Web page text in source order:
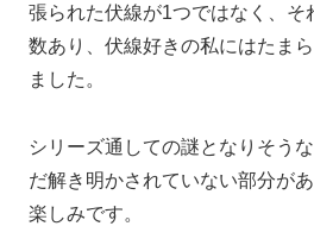
張られた伏線が1つではなく、そ
数あり、伏線好きの私にはたま
ました。
シリーズ通しての謎となりそう
だ解き明かされていない部分が
楽しみです。